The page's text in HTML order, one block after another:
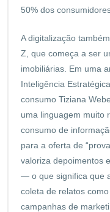
50% dos
A digitalização
Z, que começa a ser
imobiliárias. Em uma
Inteligência
consumo Tiziana
uma linguagem muito
consumo de
para a oferta de
valoriza depoimentos
— o que significa que
coleta de relatos
campanhas de